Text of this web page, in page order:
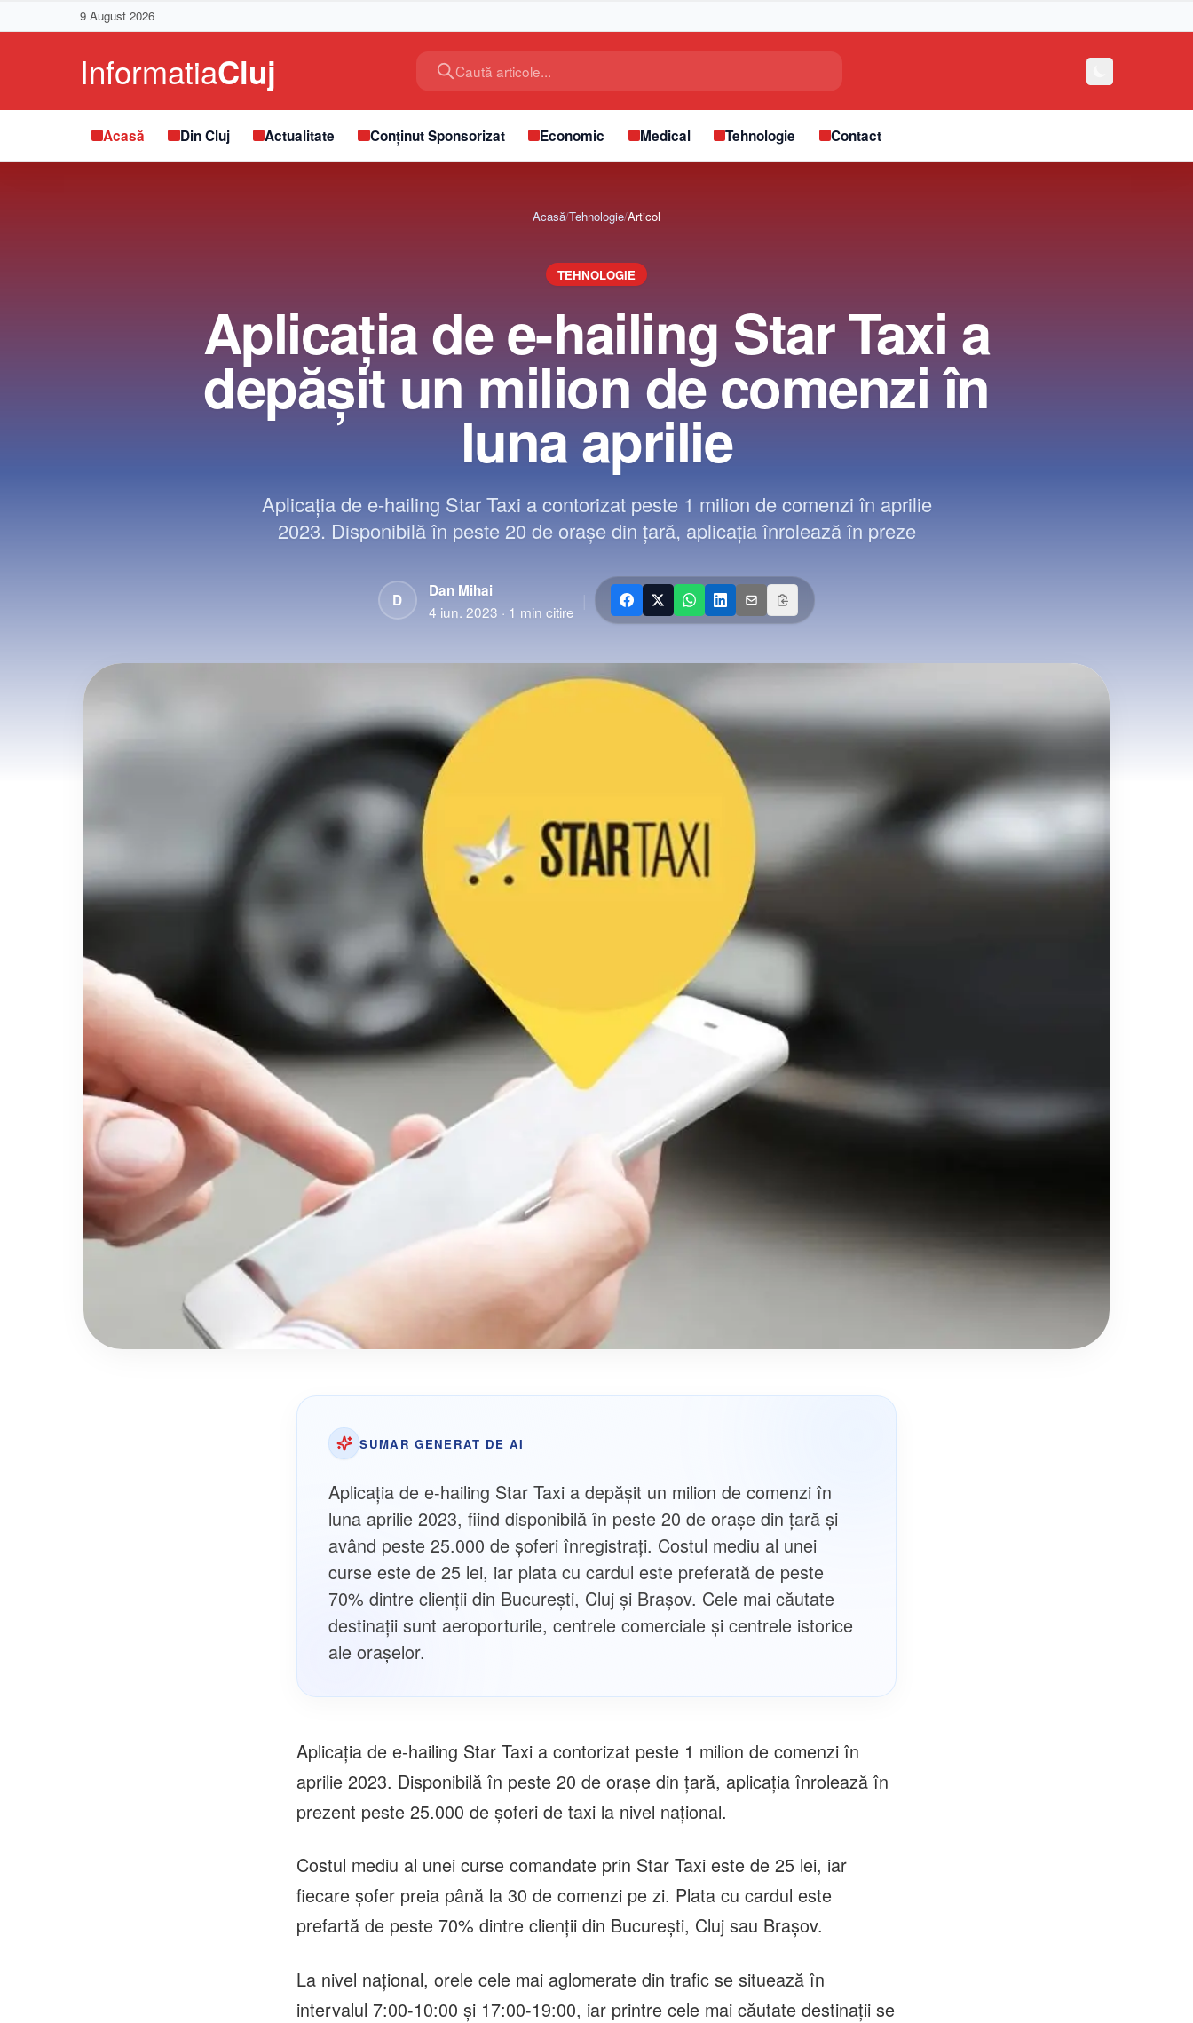
9 August 2026
Caută articole...
Acasă Din Cluj Actualitate Conținut Sponsorizat Economic Medical Tehnologie Contact
Acasă/Tehnologie/Articol
TEHNOLOGIE
Aplicația de e-hailing Star Taxi a
depășit un milion de comenzi în
luna aprilie
Aplicația de e-hailing Star Taxi a contorizat peste 1 milion de comenzi în aprilie
2023. Disponibilă în peste 20 de orașe din țară, aplicația înrolează în preze
D
Dan Mihai
4 iun. 2023 · 1 min citire
|
SUMAR GENERAT DE AI
Aplicația de e-hailing Star Taxi a depășit un milion de comenzi în
luna aprilie 2023, fiind disponibilă în peste 20 de orașe din țară și
având peste 25.000 de șoferi înregistrați. Costul mediu al unei
curse este de 25 lei, iar plata cu cardul este preferată de peste
70% dintre clienții din București, Cluj și Brașov. Cele mai căutate
destinații sunt aeroporturile, centrele comerciale și centrele istorice
ale orașelor.
Aplicația de e-hailing Star Taxi a contorizat peste 1 milion de comenzi în
aprilie 2023. Disponibilă în peste 20 de orașe din țară, aplicația înrolează în
prezent peste 25.000 de șoferi de taxi la nivel național.
Costul mediu al unei curse comandate prin Star Taxi este de 25 lei, iar
fiecare șofer preia până la 30 de comenzi pe zi. Plata cu cardul este
prefartă de peste 70% dintre clienții din București, Cluj sau Brașov.
La nivel național, orele cele mai aglomerate din trafic se situează în
intervalul 7:00-10:00 și 17:00-19:00, iar printre cele mai căutate destinații se